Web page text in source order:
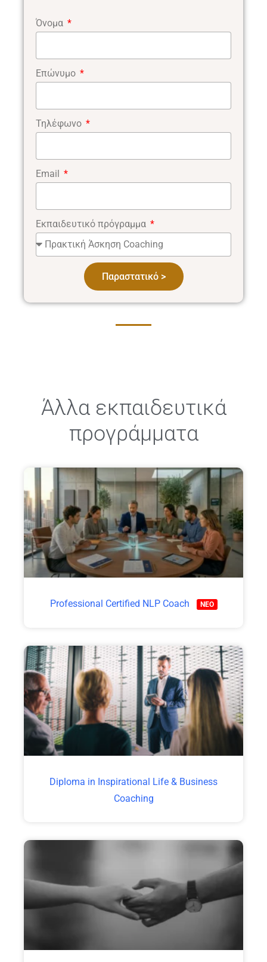
Όνομα
Επώνυμο
Τηλέφωνο
Email
Εκπαιδευτικό πρόγραμμα
Παραστατικό >
Άλλα εκπαιδευτικά
προγράμματα
Professional Certified NLP Coach
Diploma in Inspirational Life & Business
Coaching